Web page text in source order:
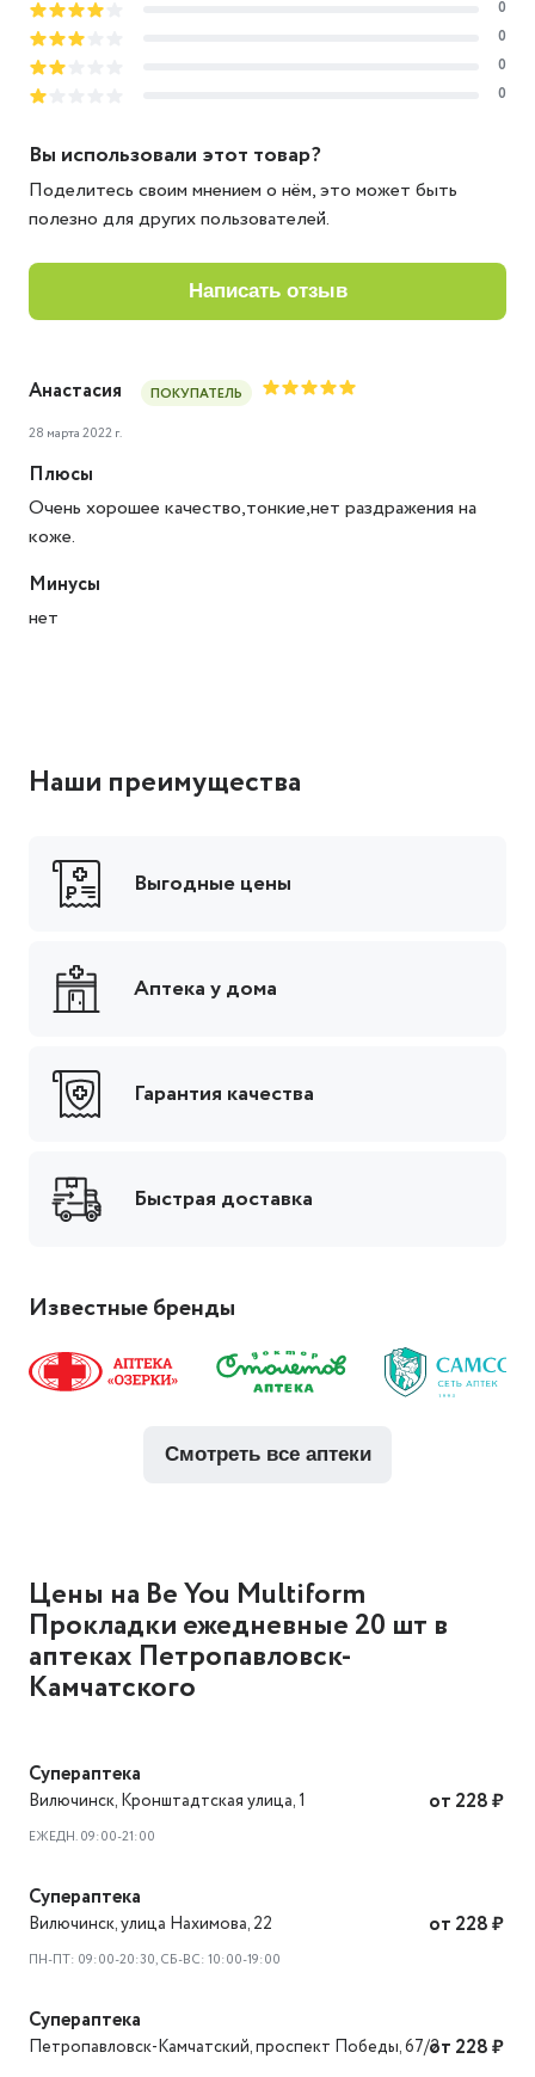
Анастасия ПОКУПАТЕЛЬ
28 марта 2022 г.
Плюсы
Очень хорошее качество,тонкие,нет раздражения на
коже.
Минусы
нет
0
0
0
0
Вы использовали этот товар?
Поделитесь своим мнением о нём, это может быть
полезно для других пользователей.
написать отзыв
Наши преимущества
Выгодные цены
Аптека у дома
Гарантия качества
Быстрая доставка
Известные бренды
смотреть все аптеки
Цены на Be You Multiform
Прокладки ежедневные 20 шт в
аптеках Петропавловск-
Камчатского
Супераптека
Вилючинск Кронштадтская улица, 1
ЕЖЕДН. 09:00-21:00
от 228 ₽
Супераптека
Вилючинск улица Нахимова, 22
ПН-ПТ: 09:00-20:30, СБ-ВС: 10:00-19:00
от 228 ₽
Супераптека
Петропавловск-Камчатский проспект Победы, 67/2от 228 ₽